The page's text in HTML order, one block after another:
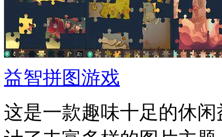
益智拼图游戏
这是一款趣味十足的休